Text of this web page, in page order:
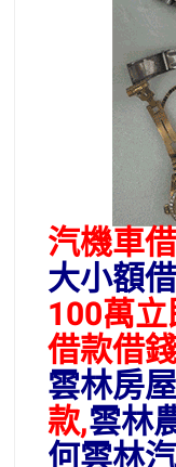
汽機車
大小額
100萬
借款借
雲林房
款,雲林